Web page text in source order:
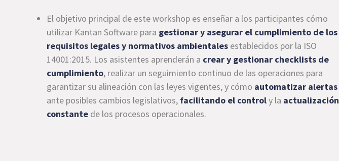
El objetivo principal de este workshop es enseñar a los participantes cómo
utilizar Kantan Software para gestionar y asegurar el cumplimiento de los
requisitos legales y normativos ambientales establecidos por la ISO
14001:2015. Los asistentes aprenderán a crear y gestionar checklists de
cumplimiento, realizar un seguimiento continuo de las operaciones para
garantizar su alineación con las leyes vigentes, y cómo automatizar alertas
ante posibles cambios legislativos, facilitando el controly la actualización
constante de los procesos operacionales.